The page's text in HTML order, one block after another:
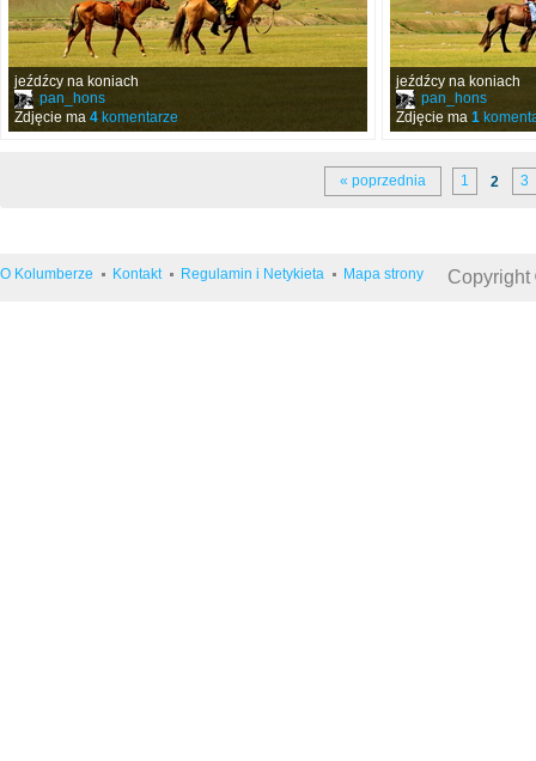
jeźdźcy na koniach
pan_hons
Zdjęcie ma 4 komentarze
jeźdźcy na koniach
pan_hons
Zdjęcie ma 1
« poprzednia 1 2 3
O Kolumberze Kontakt Regulamin i Netykieta Mapa strony